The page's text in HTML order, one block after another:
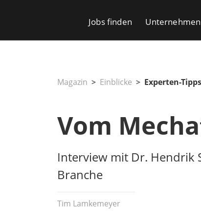
Jobs finden
Magazin Einblicke Experten-Tipps
Vom
Interview mit Dr. Hendrik
Branche
Tim Lamkemeyer